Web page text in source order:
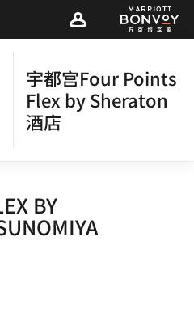
宇都宫Four Points
Flex by Sheraton
酒店
BY